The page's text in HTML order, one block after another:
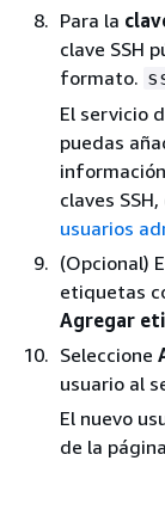
Para la
clave SSH
formato.
El servicio
puedas
claves
usuarios
(Opcional)
etiquetas
Agregar
Seleccione
usuario al
El nuevo
de la página